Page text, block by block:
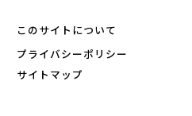
このサイトについて
プライバシーポリシー
サイトマップ